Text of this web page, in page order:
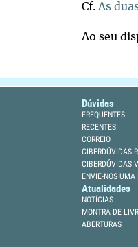
Cf. As
Ao seu
Dúvidas
FREQUENTES
RECENTES
CORREIO
CIBERDÚVIDAS
CIBERDÚVIDAS
ENVIE-NOS
Atualidades
NOTÍCIAS
MONTRA DE
ABERTURAS